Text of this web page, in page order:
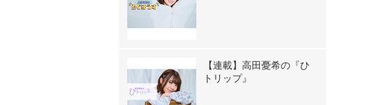
【連載】高田憂希の『ひ
トリップ』